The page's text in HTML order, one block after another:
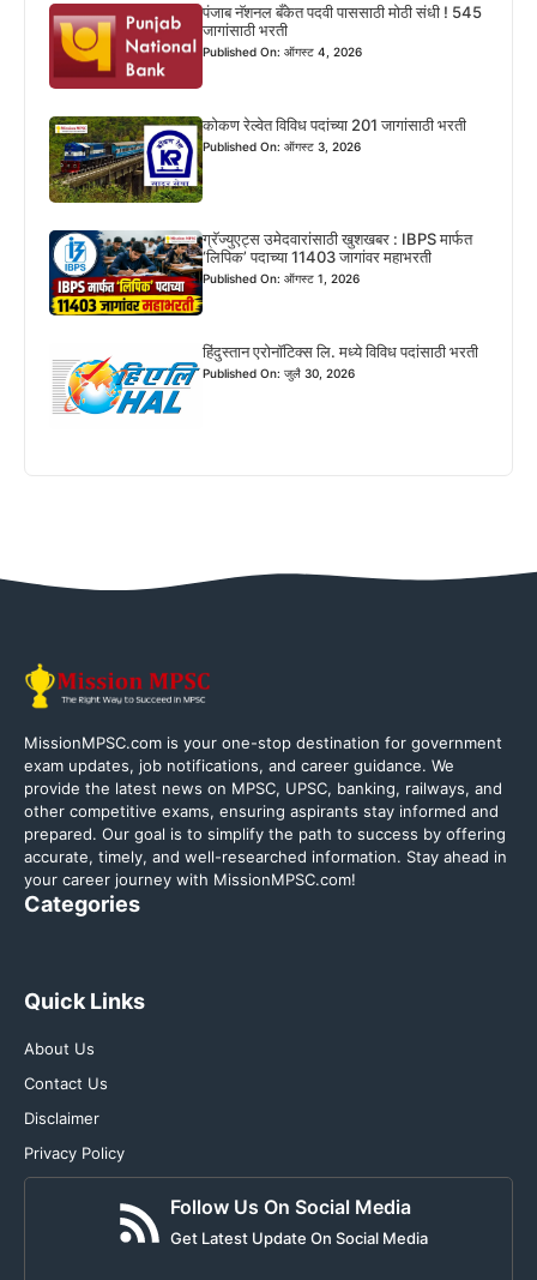
पंजाब नॅशनल बँकेत पदवी पाससाठी मोठी संधी ! 545
जागांसाठी भरती
Published On: ऑगस्ट 4, 2026
कोकण रेल्वेत विविध पदांच्या 201 जागांसाठी भरती
Published On: ऑगस्ट 3, 2026
ग्रॅज्युएट्स उमेदवारांसाठी खुशखबर : IBPS मार्फत
‘लिपिक’ पदाच्या 11403 जागांवर महाभरती
Published On: ऑगस्ट 1, 2026
हिंदुस्तान एरोनॉटिक्स लि. मध्ये विविध पदांसाठी भरती
Published On: जुलै 30, 2026
MissionMPSC.com is your one-stop destination for government
exam updates, job notifications, and career guidance. We
provide the latest news on MPSC, UPSC, banking, railways, and
other competitive exams, ensuring aspirants stay informed and
prepared. Our goal is to simplify the path to success by offering
accurate, timely, and well-researched information. Stay ahead in
your career journey with MissionMPSC.com!
Categories
Quick Links
About Us
Contact Us
Disclaimer
Privacy Policy
Follow Us On Social Media
Get Latest Update On Social Media